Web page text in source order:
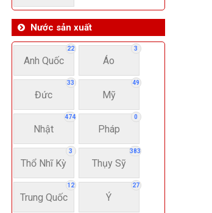
Nước sản xuất
22
Anh Quốc
3
Áo
33
Đức
49
Mỹ
474
Nhật
0
Pháp
3
Thổ Nhĩ Kỳ
383
Thụy Sỹ
12
Trung Quốc
27
Ý